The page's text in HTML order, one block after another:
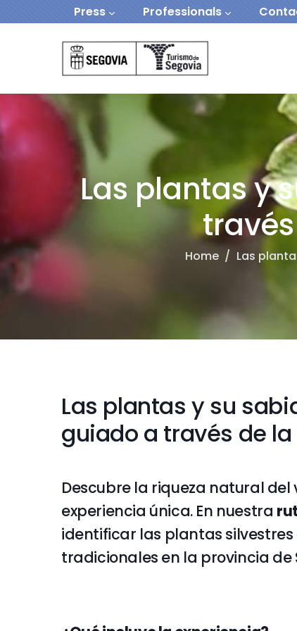
Skip to main contentNavegación secundaria
Press Professionals
Las plantas y
Home / Las
Las plantas y su
guiado a través de
Descubre la riqueza natural
experiencia única. En nuestra
identificar las plantas silvestres
tradicionales en la provincia de